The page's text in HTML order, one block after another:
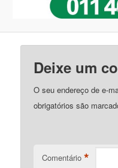
Deixe um
O seu endereço de e-
obrigatórios são
Comentário *